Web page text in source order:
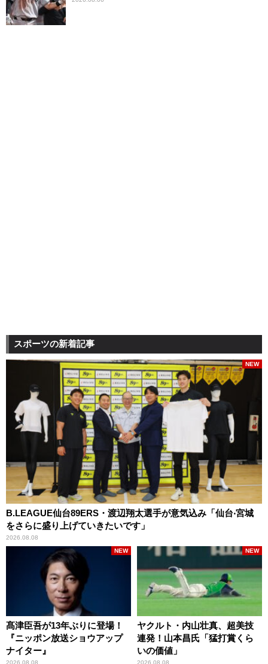
スポーツの新着記事
B.LEAGUE仙台89ERS・渡辺翔太選手が意気込み「仙台‧宮城
をさらに盛り上げていきたいです」
2026.08.08
NEW
髙津臣吾が13年ぶりに登場！
『ニッポン放送ショウアップ
ナイター』
NEW
ヤクルト・内山壮真、超美技
連発！山本昌氏「猛打賞くら
いの価値」
NEW